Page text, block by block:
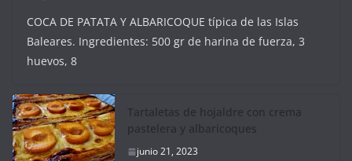
COCA DE PATATA Y ALBARICOQUE típica de las Islas
Baleares. Ingredientes: 500 gr de harina de fuerza, 3
huevos, 8
Tartaletas de hojaldre con crema
pastelera y albaricoques
junio 21, 2023